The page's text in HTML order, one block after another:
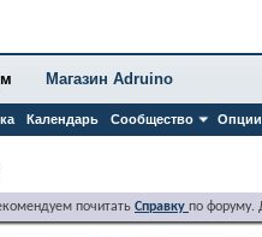
Календарь Сообщество
Магазин Adruino
почитать Справку по форуму.